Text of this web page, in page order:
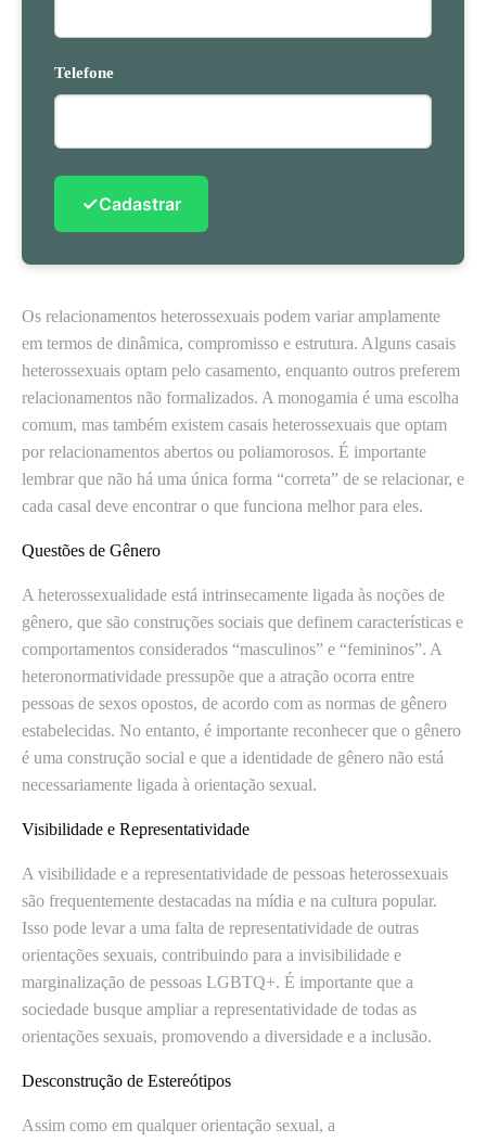
Telefone
✓Cadastrar
Os relacionamentos heterossexuais podem variar amplamente
em termos de dinâmica, compromisso e estrutura. Alguns casais
heterossexuais optam pelo casamento, enquanto outros preferem
relacionamentos não formalizados. A monogamia é uma escolha
comum, mas também existem casais heterossexuais que optam
por relacionamentos abertos ou poliamorosos. É importante
lembrar que não há uma única forma “correta” de se relacionar, e
cada casal deve encontrar o que funciona melhor para eles.
Questões de Gênero
A heterossexualidade está intrinsecamente ligada às noções de
gênero, que são construções sociais que definem características e
comportamentos considerados “masculinos” e “femininos”. A
heteronormatividade pressupõe que a atração ocorra entre
pessoas de sexos opostos, de acordo com as normas de gênero
estabelecidas. No entanto, é importante reconhecer que o gênero
é uma construção social e que a identidade de gênero não está
necessariamente ligada à orientação sexual.
Visibilidade e Representatividade
A visibilidade e a representatividade de pessoas heterossexuais
são frequentemente destacadas na mídia e na cultura popular.
Isso pode levar a uma falta de representatividade de outras
orientações sexuais, contribuindo para a invisibilidade e
marginalização de pessoas LGBTQ+. É importante que a
sociedade busque ampliar a representatividade de todas as
orientações sexuais, promovendo a diversidade e a inclusão.
Desconstrução de Estereótipos
Assim como em qualquer orientação sexual, a